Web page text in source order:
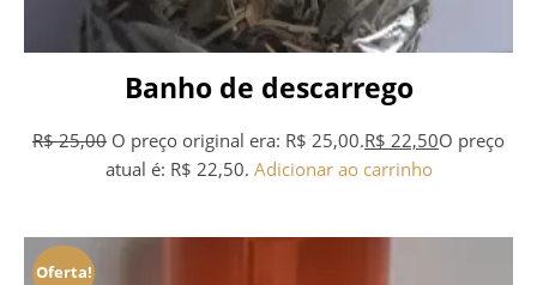
Banho de descarrego
R$25,00 O preço original era: R$ 25,00.R$ 22,50O preço
atual é: R$ 22,50. Adicionar ao carrinho
Oferta!